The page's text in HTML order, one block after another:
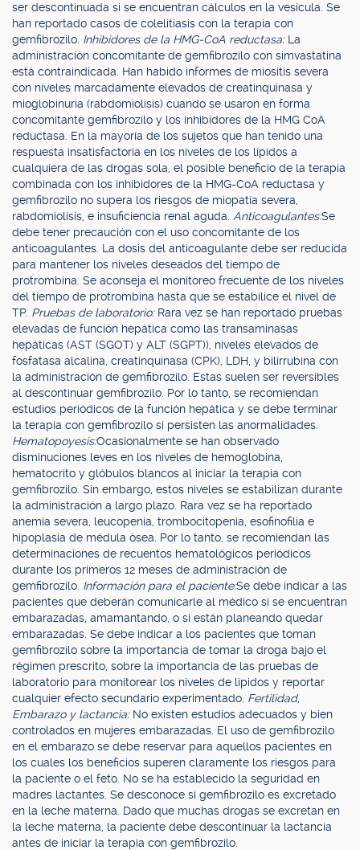
ser descontinuada si se encuentran cálculos en la vesícula. Se
han reportado casos de colelitiasis con la terapia con
gemfibrozilo. Inhibidores de la HMG-CoA reductasa: La
administración concomitante de gemfibrozilo con simvastatina
está contraindicada. Han habido informes de miositis severa
con niveles marcadamente elevados de creatinquinasa y
mioglobinuria (rabdomiolisis) cuando se usaron en forma
concomitante gemfibrozilo y los inhibidores de la HMG CoA
reductasa. En la mayoría de los sujetos que han tenido una
respuesta insatisfactoria en los niveles de los lípidos a
cualquiera de las drogas sola, el posible beneficio de la terapia
combinada con los inhibidores de la HMG-CoA reductasa y
gemfibrozilo no supera los riesgos de miopatía severa,
rabdomiolisis, e insuficiencia renal aguda. Anticoagulantes:Se
debe tener precaución con el uso concomitante de los
anticoagulantes. La dosis del anticoagulante debe ser reducida
para mantener los niveles deseados del tiempo de
protrombina. Se aconseja el monitoreo frecuente de los niveles
del tiempo de protrombina hasta que se estabilice el nivel de
TP. Pruebas de laboratorio: Rara vez se han reportado pruebas
elevadas de función hepática como las transaminasas
hepáticas (AST (SGOT) y ALT (SGPT)), niveles elevados de
fosfatasa alcalina, creatinquinasa (CPK), LDH, y bilirrubina con
la administración de gemfibrozilo. Estas suelen ser reversibles
al descontinuar gemfibrozilo. Por lo tanto, se recomiendan
estudios periódicos de la función hepática y se debe terminar
la terapia con gemfibrozilo si persisten las anormalidades.
Hematopoyesis:Ocasionalmente se han observado
disminuciones leves en los niveles de hemoglobina,
hematocrito y glóbulos blancos al iniciar la terapia con
gemfibrozilo. Sin embargo, estos niveles se estabilizan durante
la administración a largo plazo. Rara vez se ha reportado
anemia severa, leucopenia, trombocitopenia, esofinofilia e
hipoplasia de médula ósea. Por lo tanto, se recomiendan las
determinaciones de recuentos hematológicos periódicos
durante los primeros 12 meses de administración de
gemfibrozilo. Información para el paciente:Se debe indicar a las
pacientes que deberán comunicarle al médico si se encuentran
embarazadas, amamantando, o si están planeando quedar
embarazadas. Se debe indicar a los pacientes que toman
gemfibrozilo sobre la importancia de tomar la droga bajo el
régimen prescrito, sobre la importancia de las pruebas de
laboratorio para monitorear los niveles de lípidos y reportar
cualquier efecto secundario experimentado. Fertilidad,
Embarazo y lactancia: No existen estudios adecuados y bien
controlados en mujeres embarazadas. El uso de gemfibrozilo
en el embarazo se debe reservar para aquellos pacientes en
los cuales los beneficios superen claramente los riesgos para
la paciente o el feto. No se ha establecido la seguridad en
madres lactantes. Se desconoce si gemfibrozilo es excretado
en la leche materna. Dado que muchas drogas se excretan en
la leche materna, la paciente debe descontinuar la lactancia
antes de iniciar la terapia con gemfibrozilo.